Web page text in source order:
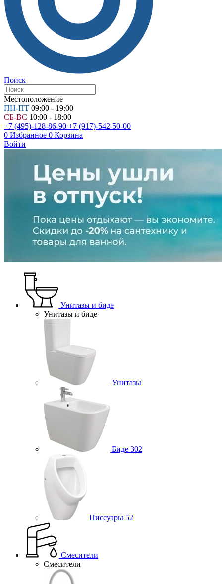
Поиск
Местоположение
ПН-ПТ 09:00 - 19:00
СБ-ВС 10:00 - 18:00
+7 (495)-128-86-90 +7 (917)-542-50-00
0 Избранное 0 Корзина
Войти
Унитазы и биде
Унитазы и биде
Унитазы
Биде 302
Писсуары 52
Смесители
Смесители